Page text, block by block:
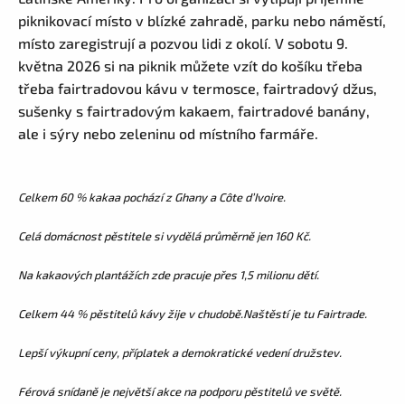
piknikovací místo v blízké zahradě, parku nebo náměstí,
místo zaregistrují a pozvou lidi z okolí. V sobotu 9.
května 2026 si na piknik můžete vzít do košíku třeba
třeba fairtradovou kávu v termosce, fairtradový džus,
sušenky s fairtradovým kakaem, fairtradové banány,
ale i sýry nebo zeleninu od místního farmáře.
Celkem 60 % kakaa pochází z Ghany a Côte d’Ivoire.
Celá domácnost pěstitele si vydělá průměrně jen 160 Kč.
Na kakaových plantážích zde pracuje přes 1,5 milionu dětí.
Celkem 44 % pěstitelů kávy žije v chudobě.Naštěstí je tu Fairtrade.
Lepší výkupní ceny, příplatek a demokratické vedení družstev.
Férová snídaně je největší akce na podporu pěstitelů ve světě.